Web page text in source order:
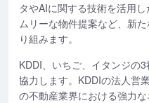
タやAIに関する技術を活用
ムリーな物件提案など、新
り組みます。
KDDI、いちご、イタンジの
協力します。KDDIの法人営
の不動産業界における強力